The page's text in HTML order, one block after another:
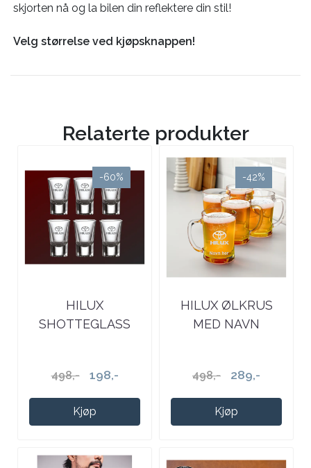
skjorten nå og la bilen din reflektere din stil!
Velg størrelse ved kjøpsknappen!
Relaterte produkter
-60%
HILUX
SHOTTEGLASS
498,- 198,-
Kjøp
-42%
HILUX ØLKRUS
MED NAVN
498,- 289,-
Kjøp